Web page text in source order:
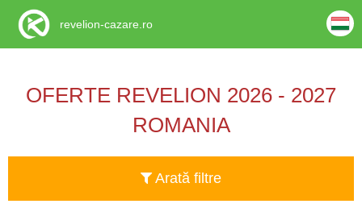
OFERTE REVELION 2026 - 2027
ROMANIA
Arată filtre
revelion-cazare.ro